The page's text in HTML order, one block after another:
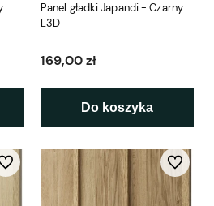
Panel gładki Japandi - Czarny
L3D
169,00 zł
Do koszyka
ulubionych Do